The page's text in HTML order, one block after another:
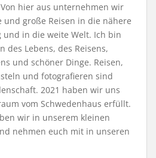
hier aus unternehmen wir
und große Reisen in die nähere
und in die weite Welt. Ich bin
des Lebens, des Reisens,
und schöner Dinge. Reisen,
und fotografieren sind
2021 haben wir uns
vom Schwedenhaus erfüllt.
wir in unserem kleinen
nehmen euch mit in unseren